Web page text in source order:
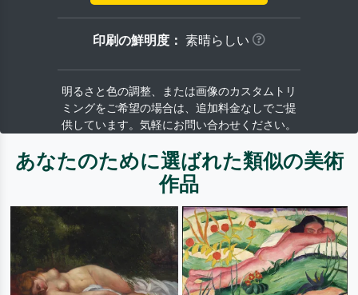
印刷の鮮明度： 素晴らしい
明るさと色の調整、または画像のカスタムトリ
ミングをご希望の場合は、追加料金なしでご提
供しています。気軽にお問い合わせください。
あなたのために選ばれた類似の美術
作品